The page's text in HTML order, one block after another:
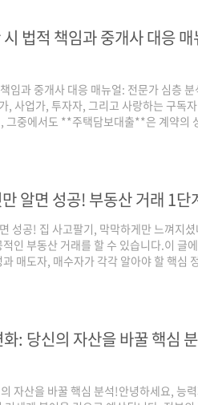
법적 책임과 중개사 대응
임과 중개사 대응 매뉴얼: 전문가 심층
, 사업가, 투자자, 그리고 사랑하는 구독
그중에서도 **주택담보대출**은 계약의
리고 계약을 중개한 공인중개사 모두에
알면 성공! 부동산 거래 1단
성공! 집 사고팔기, 막막하게만 느껴지
인 부동산 거래를 할 수 있습니다.이 글
매도자, 매수자가 각각 알아야 할 핵심
인 만큼, 작은 실수 하나가 큰 손실로 이
꼼히..
: 당신의 자산을 바꿀 핵심
자산을 바꿀 핵심 분석!안녕하세요, 능